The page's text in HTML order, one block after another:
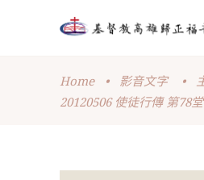
Home • 影音文字 •
20120506 使徒行傳 第78